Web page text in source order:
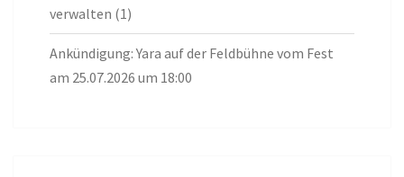
verwalten (1)
Ankündigung: Yara auf der Feldbühne vom Fest
am 25.07.2026 um 18:00